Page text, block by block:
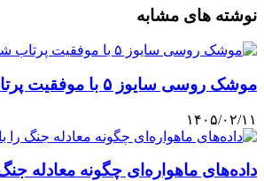
نوشته های مشابه
موشک روسی سایوز ۵ با موفقیت پرتاب شد
۱۴۰۵/۰۲/۱۱
داده‌های ماهواره‌ای چگونه معادله